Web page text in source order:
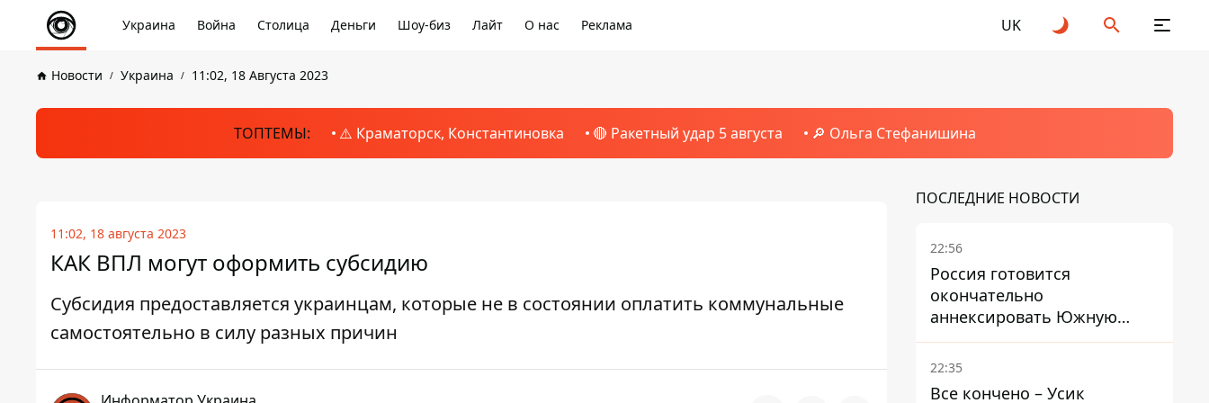
Украина Война Столица Деньги Шоу-биз Лайт О нас Реклама UK
Новости Украина 11:02, 18 Августа 2023
ТОПТЕМЫ: ⚠️ Краматорск, Константиновка 🔴 Ракетный удар 5 августа 🔎 Ольга Стефанишина
11:02, 18 августа 2023
КАК ВПЛ могут оформить субсидию
Субсидия предоставляется украинцам, которые не в состоянии оплатить коммунальные
самостоятельно в силу разных причин
ПОСЛЕДНИЕ НОВОСТИ
22:56
Россия готовится
окончательно
аннексировать Южную
Осетию – страны НАТО
обеспокоены
22:35
Все кончено – Усик